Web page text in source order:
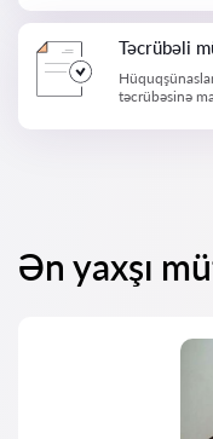
Təcrübəli
təcrübəsinə
Ən yaxşı